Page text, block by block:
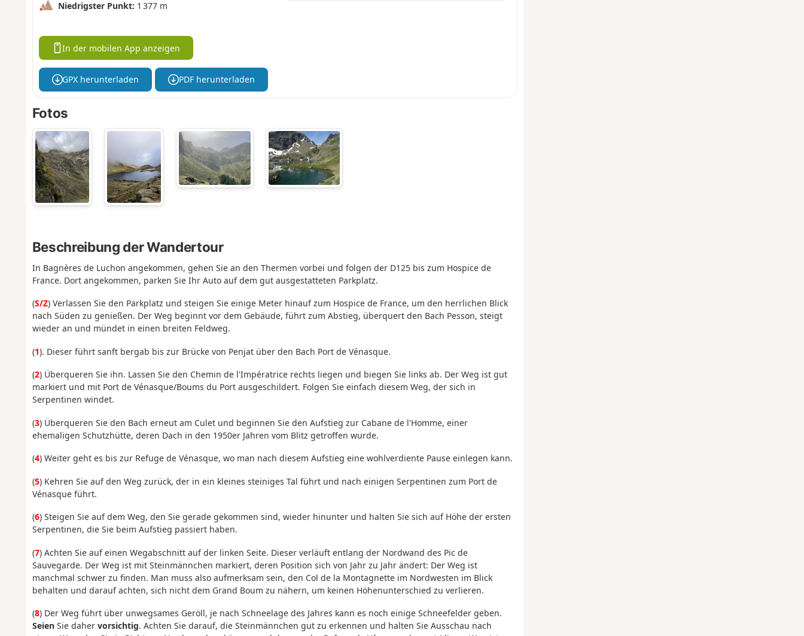
Niedrigster Punkt: 1 377 m
In der mobilen App anzeigen
GPX herunterladen PDF herunterladen
Fotos
Beschreibung der Wandertour
In Bagnères de Luchon angekommen, gehen Sie an den Thermen vorbei und folgen der D125 bis zum Hospice de
France. Dort angekommen, parken Sie Ihr Auto auf dem gut ausgestatteten Parkplatz.
(S/Z) Verlassen Sie den Parkplatz und steigen Sie einige Meter hinauf zum Hospice de France, um den herrlichen Blick
nach Süden zu genießen. Der Weg beginnt vor dem Gebäude, führt zum Abstieg, überquert den Bach Pesson, steigt
wieder an und mündet in einen breiten Feldweg.
(1). Dieser führt sanft bergab bis zur Brücke von Penjat über den Bach Port de Vénasque.
(2) Überqueren Sie ihn. Lassen Sie den Chemin de l'Impératrice rechts liegen und biegen Sie links ab. Der Weg ist gut
markiert und mit Port de Vénasque/Boums du Port ausgeschildert. Folgen Sie einfach diesem Weg, der sich in
Serpentinen windet.
(3) Überqueren Sie den Bach erneut am Culet und beginnen Sie den Aufstieg zur Cabane de l'Homme, einer
ehemaligen Schutzhütte, deren Dach in den 1950er Jahren vom Blitz getroffen wurde.
(4) Weiter geht es bis zur Refuge de Vénasque, wo man nach diesem Aufstieg eine wohlverdiente Pause einlegen kann.
(5) Kehren Sie auf den Weg zurück, der in ein kleines steiniges Tal führt und nach einigen Serpentinen zum Port de
Vénasque führt.
(6) Steigen Sie auf dem Weg, den Sie gerade gekommen sind, wieder hinunter und halten Sie sich auf Höhe der ersten
Serpentinen, die Sie beim Aufstieg passiert haben.
(7) Achten Sie auf einen Wegabschnitt auf der linken Seite. Dieser verläuft entlang der Nordwand des Pic de
Sauvegarde. Der Weg ist mit Steinmännchen markiert, deren Position sich von Jahr zu Jahr ändert: Der Weg ist
manchmal schwer zu finden. Man muss also aufmerksam sein, den Col de la Montagnette im Nordwesten im Blick
behalten und darauf achten, sich nicht dem Grand Boum zu nähern, um keinen Höhenunterschied zu verlieren.
(8) Der Weg führt über unwegsames Geröll, je nach Schneelage des Jahres kann es noch einige Schneefelder geben.
SeienSie daher vorsichtig. Achten Sie darauf, die Steinmännchen gut zu erkennen und halten Sie Ausschau nach